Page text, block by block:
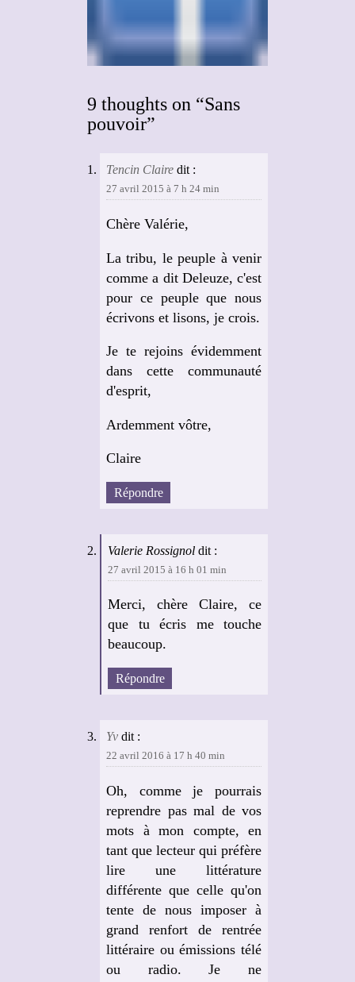
9 thoughts on “Sans
pouvoir”
Tencin Claire dit :
27 avril 2015 à 7 h 24 min
Chère Valérie,
La tribu, le peuple à venir
comme a dit Deleuze, c'est
pour ce peuple que nous
écrivons et lisons, je crois.
Je te rejoins évidemment
dans cette communauté
d'esprit,
Ardemment vôtre,
Claire
Répondre
Valerie Rossignol dit :
27 avril 2015 à 16 h 01 min
Merci, chère Claire, ce
que tu écris me touche
beaucoup.
Répondre
Yv dit :
22 avril 2016 à 17 h 40 min
Oh, comme je pourrais
reprendre pas mal de vos
mots à mon compte, en
tant que lecteur qui préfère
lire une littérature
différente que celle qu'on
tente de nous imposer à
grand renfort de rentrée
littéraire ou émissions télé
ou radio. Je ne